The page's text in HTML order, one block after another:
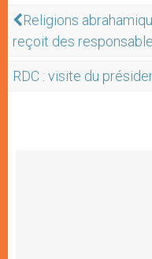
Religions
reçoit des
RDC : visite du